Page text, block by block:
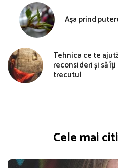
Așa prind
Tehnica ce te
reconsideri și să
trecutul
Cele mai